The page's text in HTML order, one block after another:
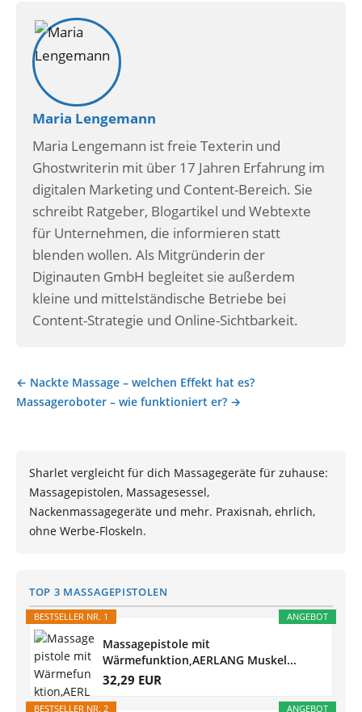
Maria Lengemann
Maria Lengemann ist freie Texterin und
Ghostwriterin mit über 17 Jahren Erfahrung im
digitalen Marketing und Content-Bereich. Sie
schreibt Ratgeber, Blogartikel und Webtexte
für Unternehmen, die informieren statt
blenden wollen. Als Mitgründerin der
Diginauten GmbH begleitet sie außerdem
kleine und mittelständische Betriebe bei
Content-Strategie und Online-Sichtbarkeit.
Beitragsnavigation
← Nackte Massage – welchen Effekt hat es?
Massageroboter – wie funktioniert er? →
Sharlet vergleicht für dich Massagegeräte für zuhause:
Massagepistolen, Massagesessel,
Nackenmassagegeräte und mehr. Praxisnah, ehrlich,
ohne Werbe-Floskeln.
TOP 3 MASSAGEPISTOLEN
ANGEBOT
BESTSELLER NR. 1
Massagepistole mit
Wärmefunktion,AERLANG Muskel...
32,29 EUR
ANGEBOT
BESTSELLER NR. 2